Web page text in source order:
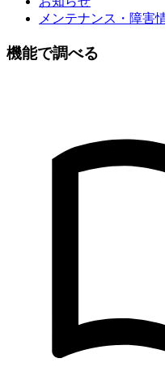
メンテナンス・障害
機能で調べる